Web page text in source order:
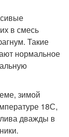
в смесь
Такие
нормальное
зимой
18С,
дважды в